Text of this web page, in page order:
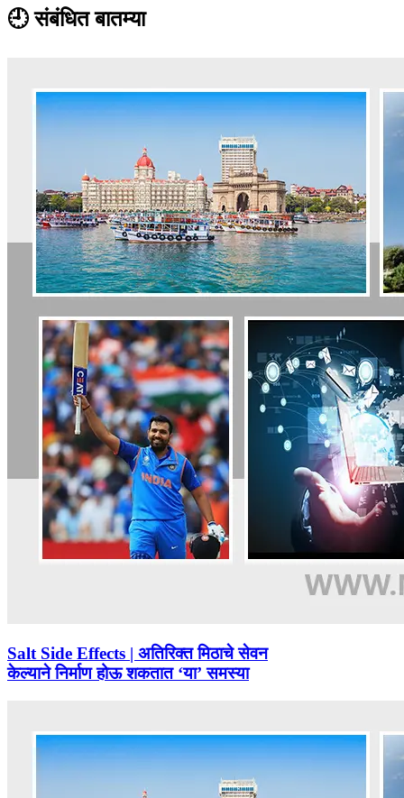
🕘 संबंधित बातम्या
Salt Side Effects | अतिरिक्त मिठाचे सेवन
केल्याने निर्माण होऊ शकतात ‘या’ समस्या